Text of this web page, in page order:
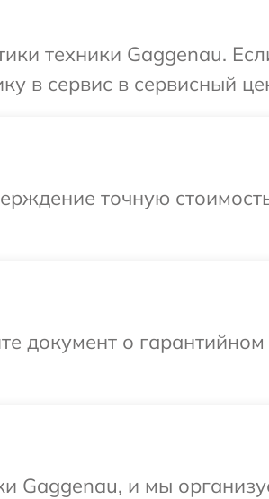
техники Gaggenau.
в сервис в сервисный
точную
документ о
и мы